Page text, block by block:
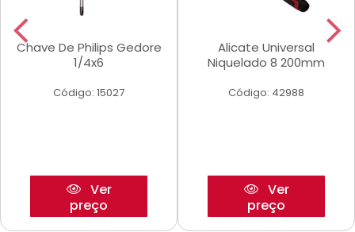
Chave De Philips Gedore
1/4x6
Código: 15027
Ver
preço
Alicate Universal
Niquelado 8 200mm
Código: 42988
Ver
preço